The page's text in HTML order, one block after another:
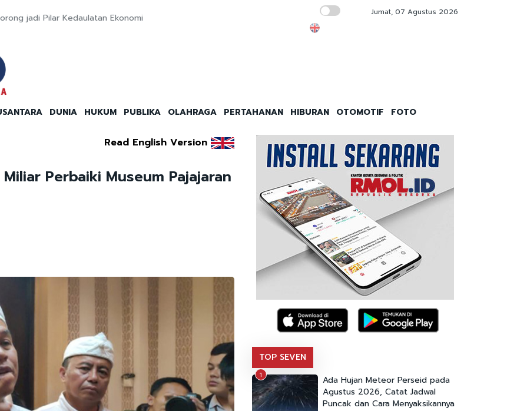
jadi Pilar Kedaulatan Ekonomi Hubungan Industrial Harmonis Fondasi
Jumat, 07 Agustus 2026
DUNIA HUKUM PUBLIKA OLAHRAGA PERTAHANAN HIBURAN OTOMOTIF FOTO
Read English Version
Perbaiki Museum Pajajaran
TOP SEVEN
1
Ada Hujan Meteor Perseid pada
Agustus 2026, Catat Jadwal
Puncak dan Cara Menyaksikannya